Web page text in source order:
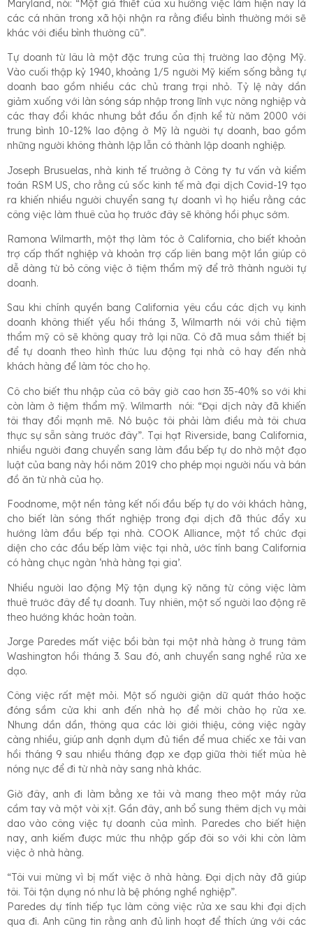
Maryland, nói: “Một giả thiết của xu hướng việc làm hiện nay là
các cá nhân trong xã hội nhận ra rằng điều bình thường mới sẽ
khác với điều bình thường cũ”.
Tự doanh từ lâu là một đặc trưng của thị trường lao động Mỹ.
Vào cuối thập kỷ 1940, khoảng 1/5 người Mỹ kiếm sống bằng tự
doanh bao gồm nhiều các chủ trang trại nhỏ. Tỷ lệ này dần
giảm xuống với làn sóng sáp nhập trong lĩnh vực nông nghiệp và
các thay đổi khác nhưng bắt đầu ổn định kể từ năm 2000 với
trung bình 10-12% lao động ở Mỹ là người tự doanh, bao gồm
những người không thành lập lẫn có thành lập doanh nghiệp.
Joseph Brusuelas, nhà kinh tế trưởng ở Công ty tư vấn và kiểm
toán RSM US, cho rằng cú sốc kinh tế mà đại dịch Covid-19 tạo
ra khiến nhiều người chuyển sang tự doanh vì họ hiểu rằng các
công việc làm thuê của họ trước đây sẽ không hồi phục sớm.
Ramona Wilmarth, một thợ làm tóc ở California, cho biết khoản
trợ cấp thất nghiệp và khoản trợ cấp liên bang một lần giúp cô
dễ dàng từ bỏ công việc ở tiệm thẩm mỹ để trở thành người tự
doanh.
Sau khi chính quyền bang California yêu cầu các dịch vụ kinh
doanh không thiết yếu hồi tháng 3, Wilmarth nói với chủ tiệm
thẩm mỹ cô sẽ không quay trở lại nữa. Cô đã mua sắm thiết bị
để tự doanh theo hình thức lưu động tại nhà cô hay đến nhà
khách hàng để làm tóc cho họ.
Cô cho biết thu nhập của cô bây giờ cao hơn 35-40% so với khi
còn làm ở tiệm thẩm mỹ. Wilmarth nói: “Đại dịch này đã khiến
tôi thay đổi mạnh mẽ. Nó buộc tôi phải làm điều mà tôi chưa
thực sự sẵn sàng trước đây”. Tại hạt Riverside, bang California,
nhiều người đang chuyển sang làm đầu bếp tự do nhờ một đạo
luật của bang này hồi năm 2019 cho phép mọi người nấu và bán
đồ ăn từ nhà của họ.
Foodnome, một nền tảng kết nối đầu bếp tự do với khách hàng,
cho biết làn sóng thất nghiệp trong đại dịch đã thúc đẩy xu
hướng làm đầu bếp tại nhà. COOK Alliance, một tổ chức đại
diện cho các đầu bếp làm việc tại nhà, ước tính bang California
có hàng chục ngàn ‘nhà hàng tại gia’.
Nhiều người lao động Mỹ tận dụng kỹ năng từ công việc làm
thuê trước đây để tự doanh. Tuy nhiên, một số người lao động rẽ
theo hướng khác hoàn toàn.
Jorge Paredes mất việc bồi bàn tại một nhà hàng ở trung tâm
Washington hồi tháng 3. Sau đó, anh chuyển sang nghề rửa xe
dạo.
Công việc rất mệt mỏi. Một số người giận dữ quát tháo hoặc
đóng sầm cửa khi anh đến nhà họ để mời chào họ rửa xe.
Nhưng dần dần, thông qua các lời giới thiệu, công việc ngày
càng nhiều, giúp anh dạnh dụm đủ tiền để mua chiếc xe tải van
hồi tháng 9 sau nhiều tháng đạp xe đạp giữa thời tiết mùa hè
nóng nực để đi từ nhà này sang nhà khác.
Giờ đây, anh đi làm bằng xe tải và mang theo một máy rửa
cầm tay và một vòi xịt. Gần đây, anh bổ sung thêm dịch vụ mài
dao vào công việc tự doanh của mình. Paredes cho biết hiện
nay, anh kiếm được mức thu nhập gấp đôi so với khi còn làm
việc ở nhà hàng.
“Tôi vui mừng vì bị mất việc ở nhà hàng. Đại dịch này đã giúp
tôi. Tôi tận dụng nó như là bệ phóng nghề nghiệp”.
Paredes dự tính tiếp tục làm công việc rửa xe sau khi đại dịch
qua đi. Anh cũng tin rằng anh đủ linh hoạt để thích ứng với các